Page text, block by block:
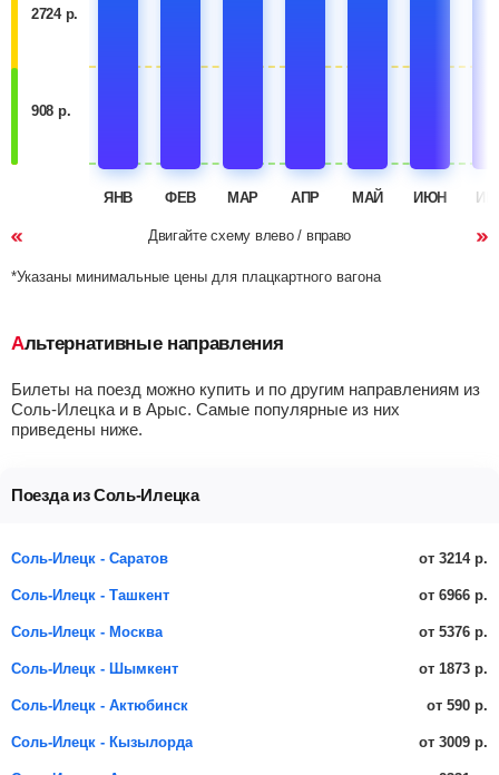
2724 р.
908 р.
ЯНВ ФЕВ МАР АПР МАЙ ИЮН
Двигайте схему влево / вправо
*Указаны минимальные цены для плацкартного вагона
Альтернативные направления
Билеты на поезд можно купить и по другим направлениям из
Соль-Илецка и в Арыс. Самые популярные из них
приведены ниже.
Поезда из Соль-Илецка
Соль-Илецк - Саратов от 3214 р.
Соль-Илецк - Ташкент от 6966 р.
Соль-Илецк - Москва от 5376 р.
Соль-Илецк - Шымкент от 1873 р.
Соль-Илецк - Актюбинск от 590 р.
Соль-Илецк - Кызылорда от 3009 р.